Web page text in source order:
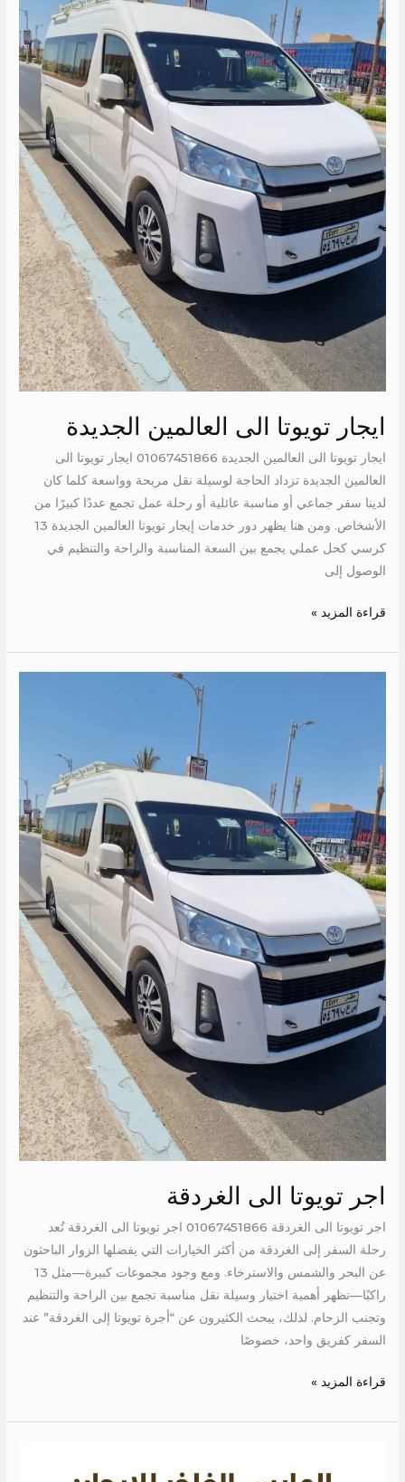
ايجار تويوتا الى العالمين الجديدة
ايجار تويوتا الى العالمين الجديدة 01067451866 ايجار تويوتا الى
العالمين الجديدة تزداد الحاجة لوسيلة نقل مريحة وواسعة كلما كان
لدينا سفر جماعي أو مناسبة عائلية أو رحلة عمل تجمع عددًا كبيرًا من
الأشخاص. ومن هنا يظهر دور خدمات إيجار تويوتا العالمين الجديدة 13
كرسي كحل عملي يجمع بين السعة المناسبة والراحة والتنظيم في
الوصول إلى
الجديدة
قراءة المزيد »
اجر تويوتا الى الغردقة
اجر تويوتا الى الغردقة 01067451866 اجر تويوتا الى الغردقة تُعد
رحلة السفر إلى الغردقة من أكثر الخيارات التي يفضلها الزوار الباحثون
عن البحر والشمس والاسترخاء. ومع وجود مجموعات كبيرة—مثل 13
راكبًا—تظهر أهمية اختيار وسيلة نقل مناسبة تجمع بين الراحة والتنظيم
وتجنب الزحام. لذلك، يبحث الكثيرون عن “أجرة تويوتا إلى الغردقة” عند
السفر كفريق واحد، خصوصًا
قراءة المزيد »